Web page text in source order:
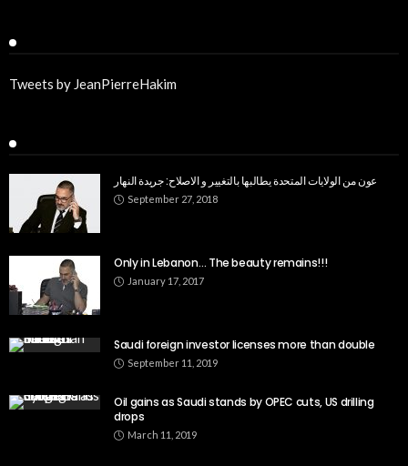
Tweets by JeanPierreHakim
عون من الولايات المتحدة يطالبها بالتغيير و الاصلاح: جريدة النهار
September 27, 2018
Only in Lebanon… The beauty remains!!!
January 17, 2017
Saudi foreign investor licenses more than double
September 11, 2019
Oil gains as Saudi stands by OPEC cuts, US drilling
drops
March 11, 2019